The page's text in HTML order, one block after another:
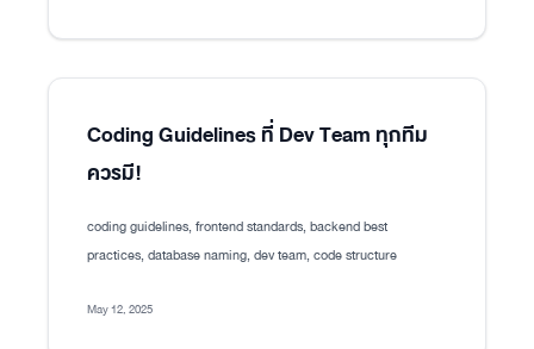
Coding Guidelines ที่ Dev Team ทุกทีม
ควรมี!
coding guidelines, frontend standards, backend best
practices, database naming, dev team, code structure
May 12, 2025